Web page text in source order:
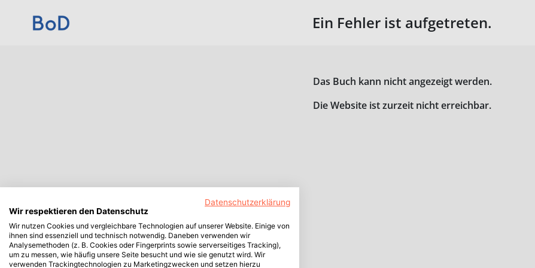
Ein Fehler ist aufgetreten.
Das Buch kann nicht angezeigt werden.
Die Website ist zurzeit nicht erreichbar.
Datenschutzerklärung
Wir respektieren den Datenschutz
Wir nutzen Cookies und vergleichbare Technologien auf unserer Website. Einige von
ihnen sind essenziell und technisch notwendig. Daneben verwenden wir
Analysemethoden (z. B. Cookies oder Fingerprints sowie serverseitiges Tracking),
um zu messen, wie häufig unsere Seite besucht und wie sie genutzt wird. Wir
verwenden Trackingtechnologien zu Marketingzwecken und setzen hierzu